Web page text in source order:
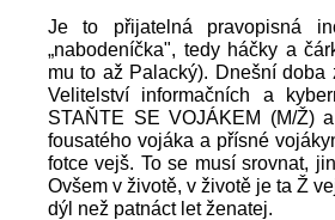
Je to přijatelná pravopisná
„nabodeníčka", tedy háčky a
mu to až Palacký). Dnešní
Velitelství informačních a
STAŇTE SE VOJÁKEM (M/Ž)
fousatého vojáka a přísné
fotce vejš. To se musí srovnat,
Ovšem v životě, v životě je ta Ž
dýl než patnáct let ženatej.